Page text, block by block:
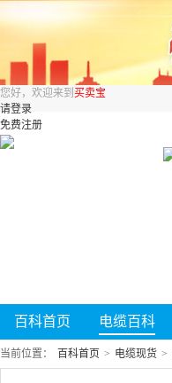
您好，欢迎来到 买卖宝
请登录
免费注册
百科首页 电缆百科
当前位置： 百科首页 > 电缆现货 >